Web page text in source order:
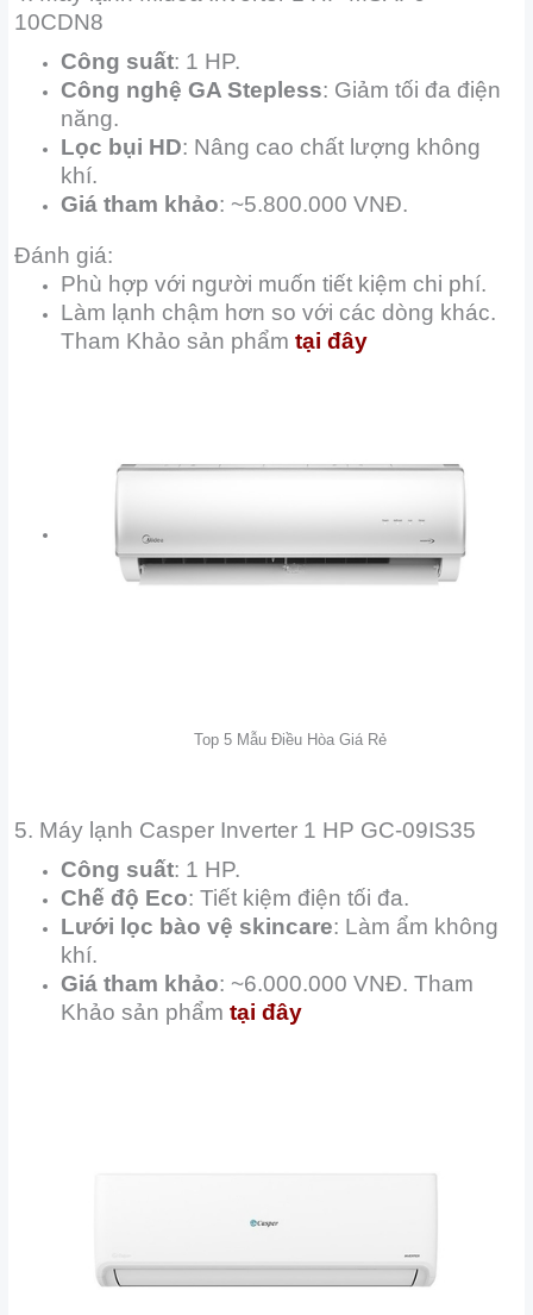
10CDN8
Công suất: 1 HP.
Công nghệ GA Stepless: Giảm tối đa điện
năng.
Lọc bụi HD: Nâng cao chất lượng không
khí.
Giá tham khảo: ~5.800.000 VNĐ.
Đánh giá:
Phù hợp với người muốn tiết kiệm chi phí.
Làm lạnh chậm hơn so với các dòng khác.
Tham Khảo sản phẩmtại đây
Top 5 Mẫu Điều Hòa Giá Rẻ
5. Máy lạnh Casper Inverter 1 HP GC-09IS35
Công suất: 1 HP.
Chế độ Eco: Tiết kiệm điện tối đa.
Lưới lọc bào vệ skincare: Làm ẩm không
khí.
Giá tham khảo: ~6.000.000 VNĐ. Tham
Khảo sản phẩmtại đây